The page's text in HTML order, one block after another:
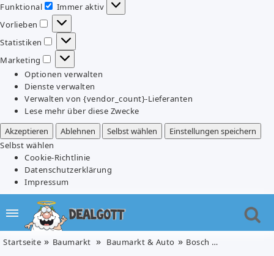
Funktional
Funktional
Immer aktiv
Vorlieben
Vorlieben
Statistiken
Statistiken
Marketing
Marketing
Optionen verwalten
Dienste verwalten
Verwalten von {vendor_count}-Lieferanten
Lese mehr über diese Zwecke
Akzeptieren
Ablehnen Selbst wählen
Einstellungen speichern
Selbst wählen
Cookie-Richtlinie
Datenschutzerklärung
Impressum
Startseite Baumarkt Baumarkt & Auto Bosch Professional 43tlg. Schrauber Bit Set Extra Hart für 16,89€ (Vergleich: 20,11€)